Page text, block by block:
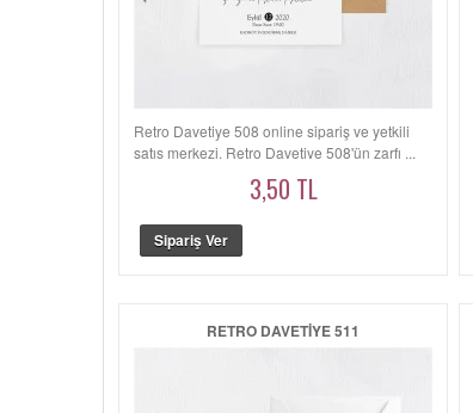
Retro Davetiye 508 online sipariş ve yetkili
satış merkezi. Retro Davetiye 508'ün zarfı ...
3,50 TL
RETRO DAVETIYE 511